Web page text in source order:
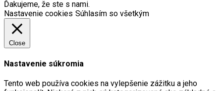
Ďakujeme, že ste s nami.
Nastavenie cookies Súhlasím so všetkým
Close
Nastavenie súkromia
Tento web používa cookies na vylepšenie zážitku a jeho